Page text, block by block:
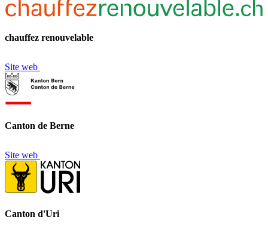
chauffez renouvelable
Site web
Canton de Berne
Site web
Canton d'Uri